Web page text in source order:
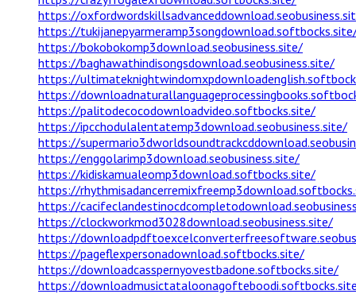
https://
https://
https://bokobokomp3download.seobusiness.site/
https://baghawathindisongsdownload.seobusiness.site/
https://
https://
https://palitodecocodownloadvideo.softbocks.site/
https://ipcchodulalentatemp3download.seobusiness.site/
https://
https://enggolarimp3download.seobusiness.site/
https://kidiskamualeomp3download.softbocks.site/
https://
https://
https://clockworkmod3028download.seobusiness.site/
https://
https://pageflexpersonadownload.softbocks.site/
https://downloadcasspernyovestbadone.softbocks.site/
https://